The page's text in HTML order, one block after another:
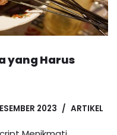
yang Harus
2023 ARTIKEL